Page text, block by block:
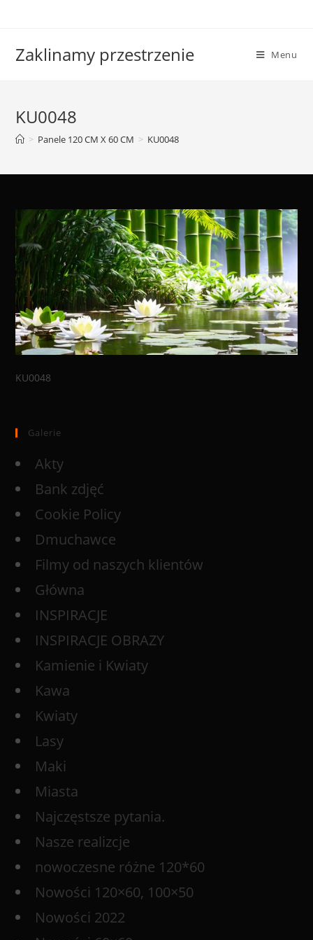
Zaklinamy przestrzenie Menu
KU0048
> Panele 120 CM X 60 CM > KU0048
KU0048
Galerie
Akty
Bank zdjęć
Cookie Policy
Dmuchawce
Filmy od naszych klientów
Główna
INSPIRACJE
INSPIRACJE OBRAZY
Kamienie i Kwiaty
Kawa
Kwiaty
Lasy
Maki
Miasta
Najczęstsze pytania.
Nasze realizcje
nowoczesne różne 120*60
Nowości 120×60, 100×50
Nowości 2022